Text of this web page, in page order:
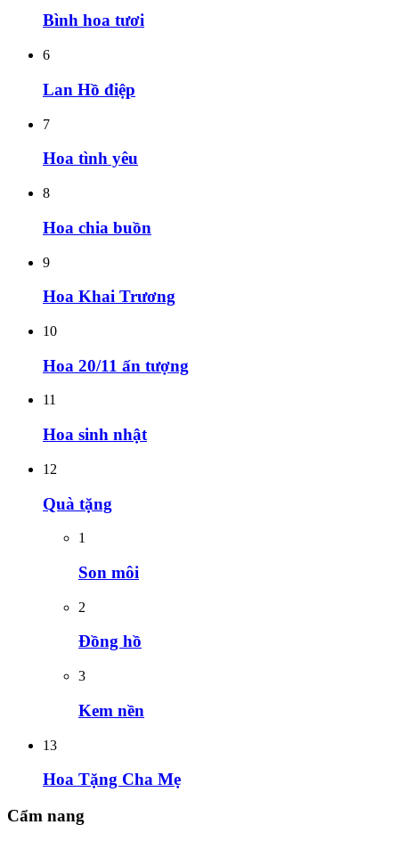
Bình hoa tươi
6
Lan Hồ điệp
7
Hoa tình yêu
8
Hoa chia buồn
9
Hoa Khai Trương
10
Hoa 20/11 ấn tượng
11
Hoa sinh nhật
12
Quà tặng
1
Son môi
2
Đồng hồ
3
Kem nền
13
Hoa Tặng Cha Mẹ
Cẩm nang